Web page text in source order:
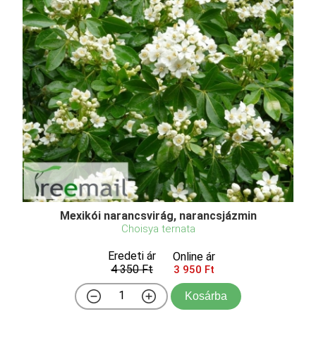
Mexikói narancsvirág, narancsjázmin
Choisya ternata
Eredeti ár
4 350 Ft
Online ár
3 950 Ft
Kosárba